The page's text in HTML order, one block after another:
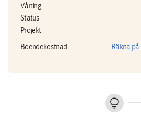
Våning
Status
Projekt
Boendekostnad Räkna
lightbulb